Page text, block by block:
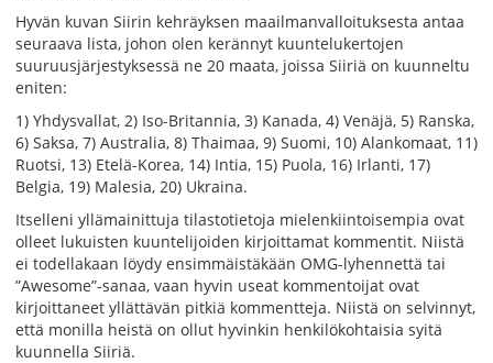
Hyvän kuvan Siirin kehräyksen maailmanvalloituksesta antaa
seuraava lista, johon olen kerännyt kuuntelukertojen
suuruusjärjestyksessä ne 20 maata, joissa Siiriä on kuunneltu
eniten:
1) Yhdysvallat, 2) Iso-Britannia, 3) Kanada, 4) Venäjä, 5) Ranska,
6) Saksa, 7) Australia, 8) Thaimaa, 9) Suomi, 10) Alankomaat, 11)
Ruotsi, 13) Etelä-Korea, 14) Intia, 15) Puola, 16) Irlanti, 17)
Belgia, 19) Malesia, 20) Ukraina.
Itselleni yllämainittuja tilastotietoja mielenkiintoisempia ovat
olleet lukuisten kuuntelijoiden kirjoittamat kommentit. Niistä
ei todellakaan löydy ensimmäistäkään OMG-lyhennettä tai
”Awesome”-sanaa, vaan hyvin useat kommentoijat ovat
kirjoittaneet yllättävän pitkiä kommentteja. Niistä on selvinnyt,
että monilla heistä on ollut hyvinkin henkilökohtaisia syitä
kuunnella Siiriä.